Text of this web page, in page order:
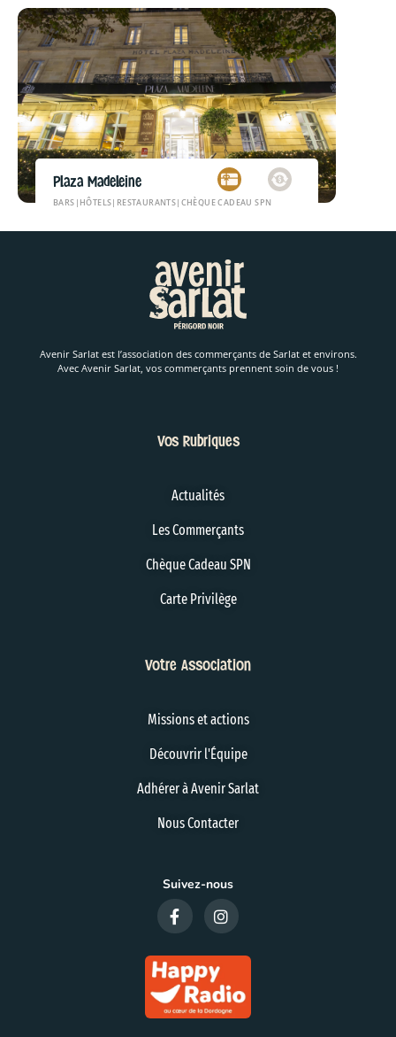
Plaza Madeleine
BARS | HÔTELS| RESTAURANTS| CHÈQUE CADEAU SPN
Avenir Sarlat est l’association des commerçants de Sarlat et environs.
Avec Avenir Sarlat, vos commerçants prennent soin de vous !
Vos Rubriques
Actualités
Les Commerçants
Chèque Cadeau SPN
Carte Privilège
Votre Association
Missions et actions
Découvrir l'Équipe
Adhérer à Avenir Sarlat
Nous Contacter
Suivez-nous